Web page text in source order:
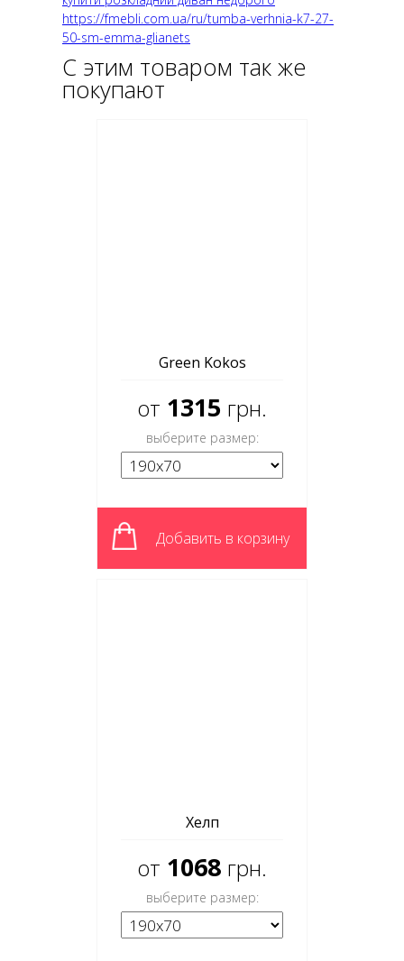
https://fmebli.com.ua/ru/tumba-verhnia-k7-27-
50-sm-emma-glianets
С этим товаром так же
покупают
Green Kokos
от 1315 грн.
выберите размер:
Добавить в корзину
Хелп
от 1068 грн.
выберите размер: